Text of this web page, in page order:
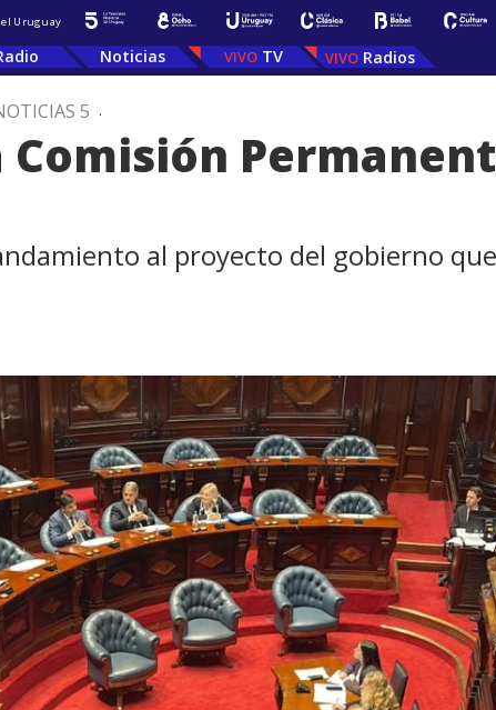
Uruguay
Noticias TV Radios
5 .
al proyecto del gobierno